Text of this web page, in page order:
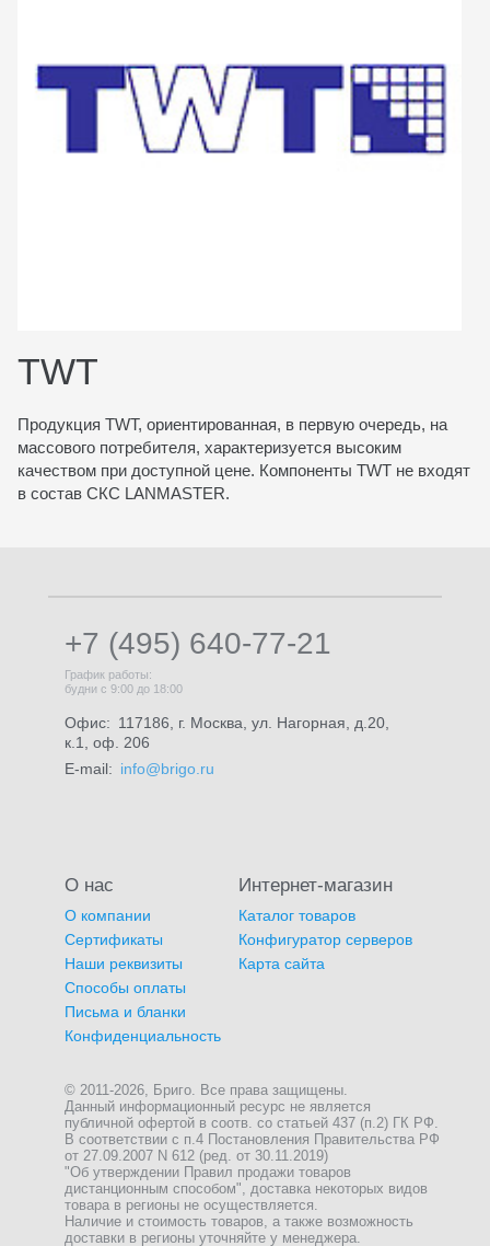
TWT
Продукция TWT, ориентированная, в первую очередь, на
массового потребителя, характеризуется высоким
качеством при доступной цене. Компоненты TWT не входят
в состав СКС LANMASTER.
+7 (495) 640-77-21
График работы:
будни с 9:00 до 18:00
Офис: 117186, г. Москва, ул. Нагорная, д.20,
к.1, оф. 206
E-mail: info@brigo.ru
О нас
О компании
Сертификаты
Наши реквизиты
Способы оплаты
Письма и бланки
Конфиденциальность
Интернет-магазин
Каталог товаров
Конфигуратор серверов
Карта сайта
© 2011-2026, Бриго. Все права защищены.
Данный информационный ресурс не является
публичной офертой в соотв. со статьей 437 (п.2) ГК РФ.
В соответствии с п.4 Постановления Правительства РФ
от 27.09.2007 N 612 (ред. от 30.11.2019)
"Об утверждении Правил продажи товаров
дистанционным способом", доставка некоторых видов
товара в регионы не осуществляется.
Наличие и стоимость товаров, а также возможность
доставки в регионы уточняйте у менеджера.